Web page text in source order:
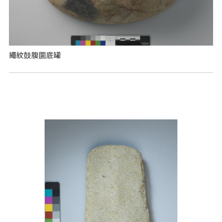
繩紋鼓腹圜底罐